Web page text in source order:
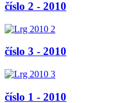
číslo 2 - 2010
číslo 3 - 2010
číslo 1 - 2010